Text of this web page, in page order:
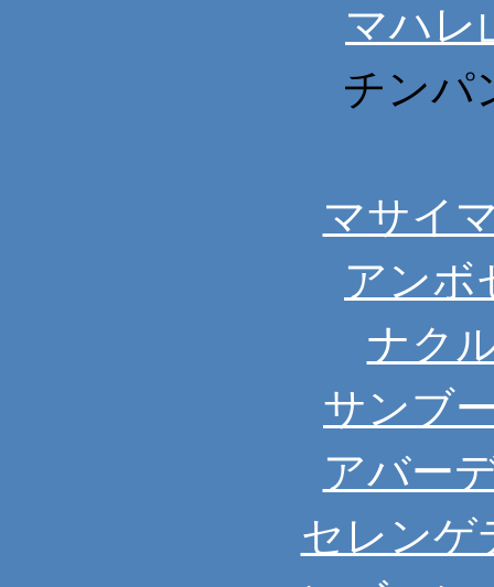
マハレ
チンパ
マサイ
アンボ
ナク
サンブ
アバー
セレンゲ